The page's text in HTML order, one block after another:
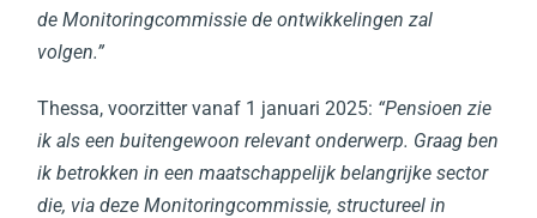
de Monitoringcommissie de ontwikkelingen zal
volgen.”
Thessa, voorzitter vanaf 1 januari 2025: “Pensioen zie
ik als een buitengewoon relevant onderwerp. Graag ben
ik betrokken in een maatschappelijk belangrijke sector
die, via deze Monitoringcommissie, structureel in